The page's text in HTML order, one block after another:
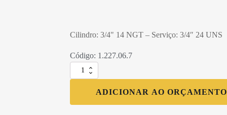
Cilindro: 3/4" 14 NGT – Serviço: 3/4″ 24 UNS
Código: 1.227.06.7
Válvula
de
ADICIONAR AO ORÇAMENTO